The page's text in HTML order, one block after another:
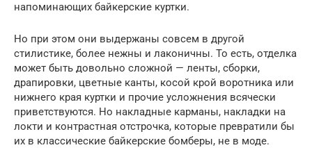
напоминающих байкерские куртки.
Но при этом они выдержаны совсем в другой
стилистике, более нежны и лаконичны. То есть, отделка
может быть довольно сложной — ленты, сборки,
драпировки, цветные канты, косой крой воротника или
нижнего края куртки и прочие усложнения всячески
приветствуются. Но накладные карманы, накладки на
локти и контрастная отстрочка, которые превратили бы
их в классические байкерские бомберы, не в моде.